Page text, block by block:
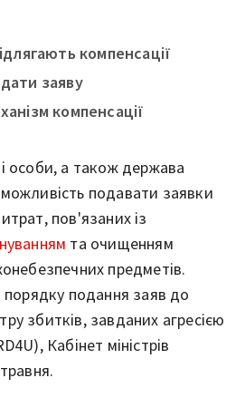
компенсації
заяву
компенсації
особи, а також держава
подавати заявки
пов'язаних із
та очищенням
предметів.
порядку подання заяв до
збитків, завданих агресією
Кабінет міністрів